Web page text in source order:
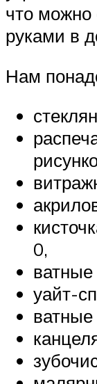
что можно
руками в
Нам
0,
ватные
уайт-
ватные